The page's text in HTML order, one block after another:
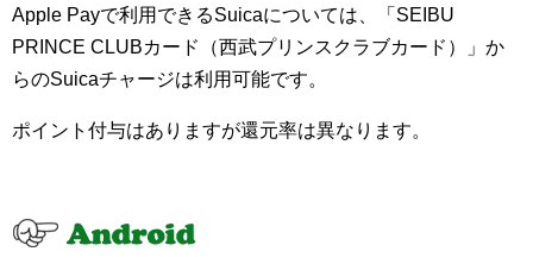
Apple Payで利用できるSuicaについては、「SEIBU
PRINCE CLUBカード（西武プリンスクラブカード）」か
らのSuicaチャージは利用可能です。
ポイント付与はありますが還元率は異なります。